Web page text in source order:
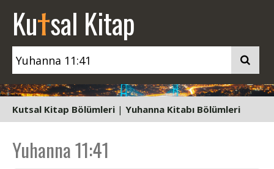
Kutsal Kitap
Kutsal Kitap Bölümleri | Yuhanna Kitabı Bölümleri
Yuhanna 11:41